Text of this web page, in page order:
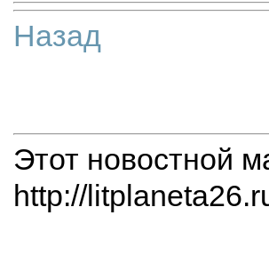
Назад
Этот новостной
http://